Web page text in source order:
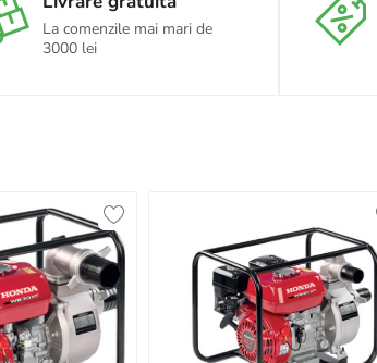
La comenzile mai mari de
3000 lei